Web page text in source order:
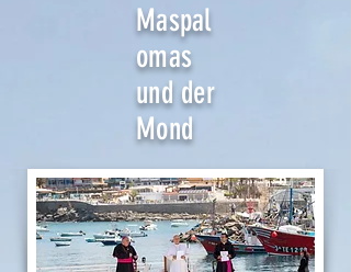
Maspal
omas
und der
Mond